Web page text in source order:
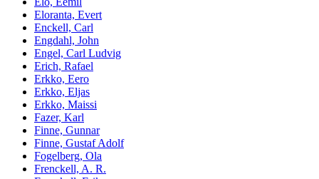
Eloranta, Evert
Enckell, Carl
Engdahl, John
Engel, Carl Ludvig
Erich, Rafael
Erkko, Eero
Erkko, Eljas
Erkko, Maissi
Fazer, Karl
Finne, Gunnar
Finne, Gustaf Adolf
Fogelberg, Ola
Frenckell, A. R.